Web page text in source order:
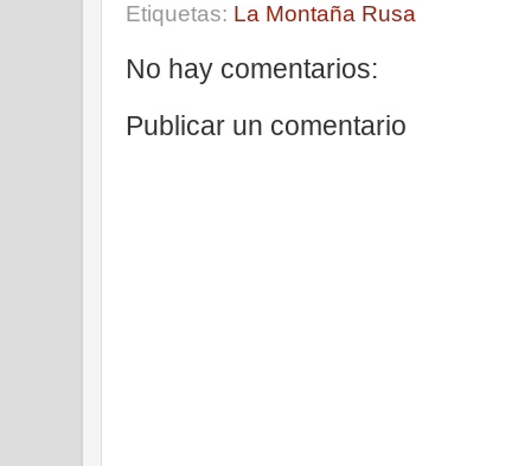
Etiquetas: La Montaña Rusa
No hay comentarios:
Publicar un comentario